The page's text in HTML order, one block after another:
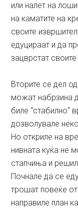
или налет на
на каматите на
своите
едуцираат и да
зацврстат своите
Вторите се дел
можат набрзина
биле “стабилно“
дозволувале
Но откриле на
нивната куќа не
стапчиња и
Почнале да се
трошат повеќе
направиле план